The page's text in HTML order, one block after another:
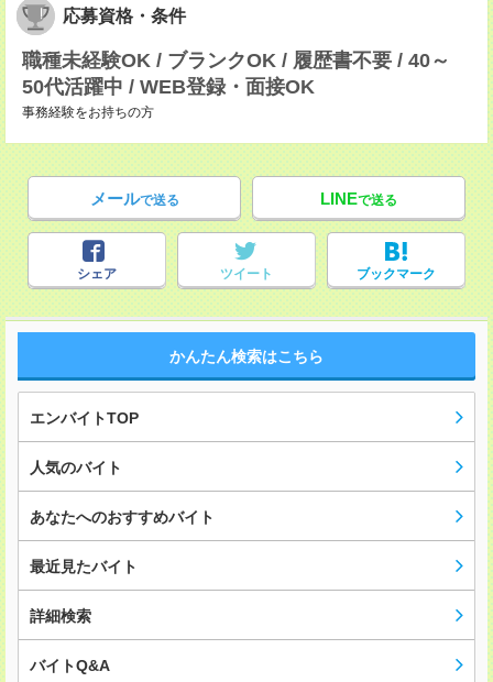
応募資格・条件
職種未経験OK / ブランクOK / 履歴書不要 / 40～
50代活躍中 / WEB登録・面接OK
事務経験をお持ちの方
メールで送る LINEで送る
シェア ツイート ブックマーク
かんたん検索はこちら
エンバイトTOP
人気のバイト
あなたへのおすすめバイト
最近見たバイト
詳細検索
バイトQ&A